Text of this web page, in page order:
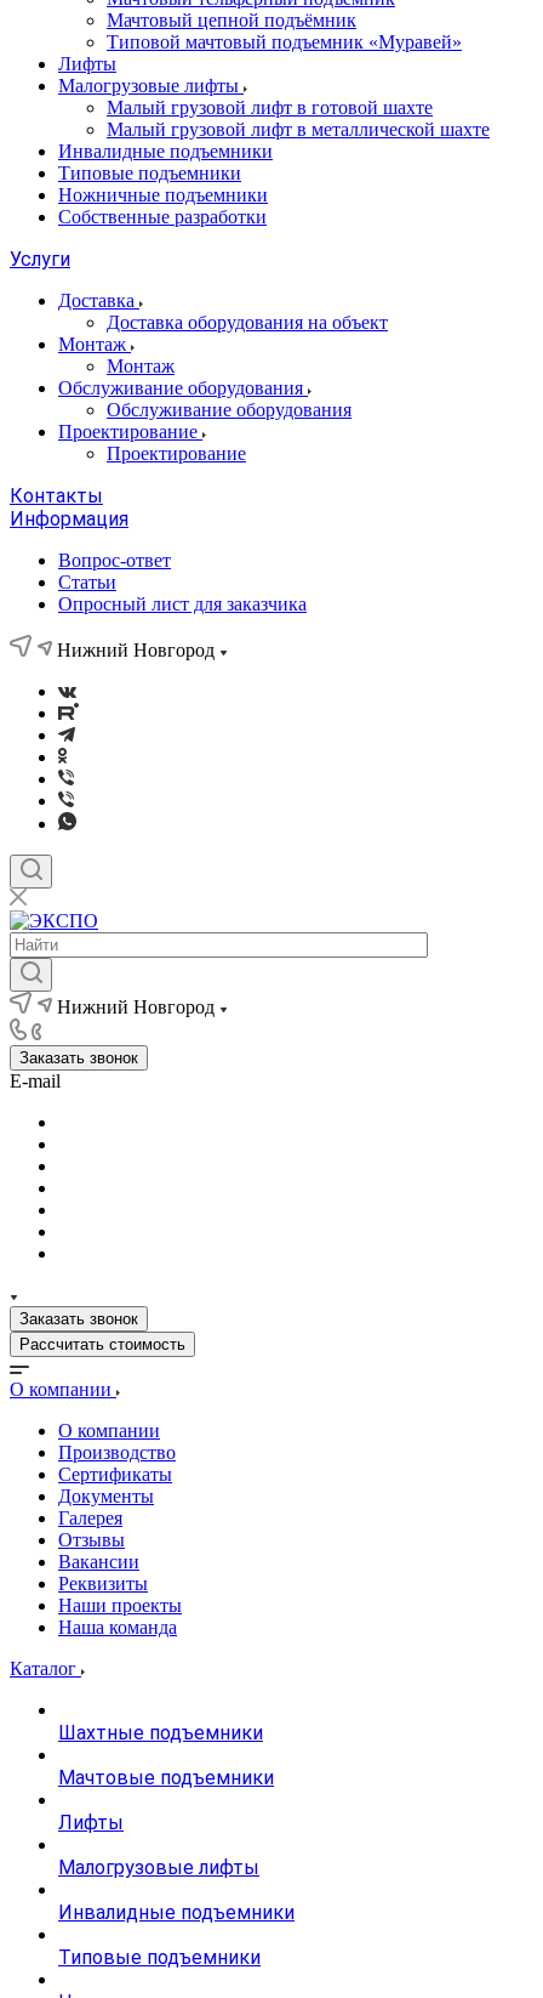
Мачтовый цепной подъёмник
Типовой мачтовый подъемник «Муравей»
Лифты
Малогрузовые лифты
Малый грузовой лифт в готовой шахте
Малый грузовой лифт в металлической шахте
Инвалидные подъемники
Типовые подъемники
Ножничные подъемники
Собственные разработки
Услуги
Доставка
Доставка оборудования на объект
Монтаж
Монтаж
Обслуживание оборудования
Обслуживание оборудования
Проектирование
Проектирование
Контакты
Информация
Вопрос-ответ
Статьи
Опросный лист для заказчика
Нижний Новгород
Нижний Новгород
Заказать звонок
E-mail
Заказать звонок
Рассчитать стоимость
О компании
О компании
Производство
Сертификаты
Документы
Галерея
Отзывы
Вакансии
Реквизиты
Наши проекты
Наша команда
Каталог
Шахтные подъемники
Мачтовые подъемники
Лифты
Малогрузовые лифты
Инвалидные подъемники
Типовые подъемники